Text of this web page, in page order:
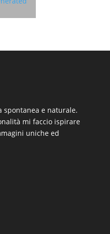
spontanea e naturale.
mi faccio ispirare
uniche ed